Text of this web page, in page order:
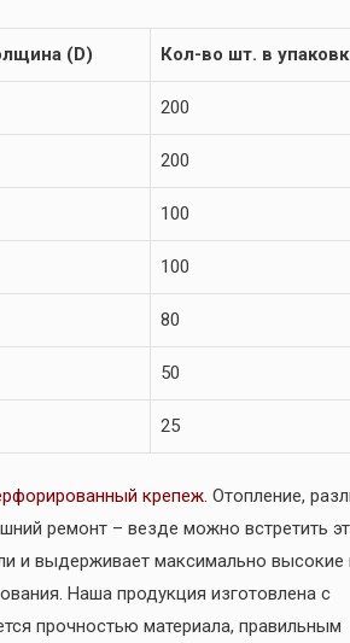
(D) Кол-во шт. в
200
200
100
100
80
50
25
крепеж. Отопление,
ремонт – везде можно встретить
и выдерживает максимально высокие
Наша продукция изготовлена с
прочностью материала, правильным